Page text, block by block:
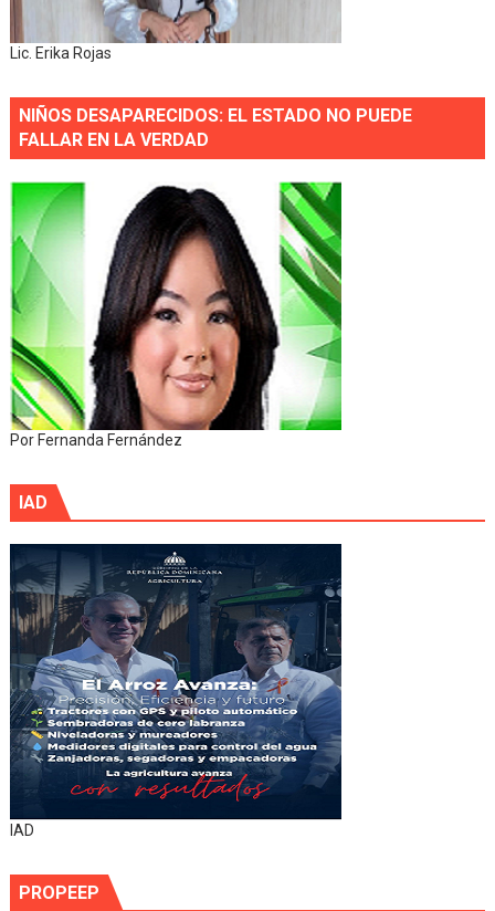
Lic. Erika Rojas
NIÑOS DESAPARECIDOS: EL ESTADO NO PUEDE
FALLAR EN LA VERDAD
Por Fernanda Fernández
IAD
IAD
PROPEEP